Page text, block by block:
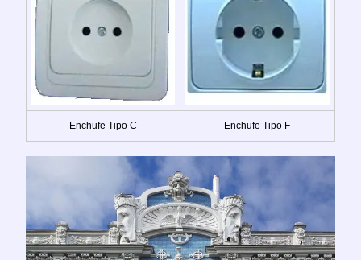
Enchufe Tipo C Enchufe Tipo F